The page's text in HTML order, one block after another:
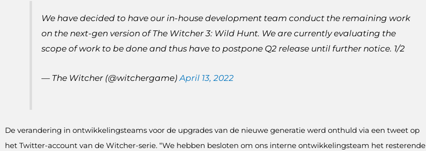
We have decided to have our in-house development team conduct the remaining work
on the next-gen version of The Witcher 3: Wild Hunt. We are currently evaluating the
scope of work to be done and thus have to postpone Q2 release until further notice. 1/2
— The Witcher (@witchergame)April 13, 2022
De verandering in ontwikkelingsteams voor de upgrades van de nieuwe generatie werd onthuld via een tweet op
het Twitter-account van de Witcher-serie. “We hebben besloten om ons interne ontwikkelingsteam het resterende